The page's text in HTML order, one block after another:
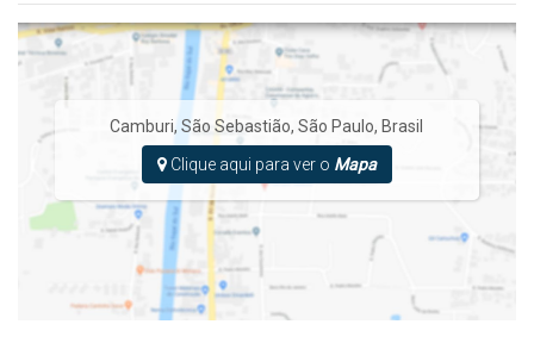
Camburi,São Sebastião,São Paulo, Brasil
Clique aqui para ver o Mapa